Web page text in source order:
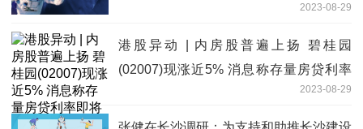
2023-08-29
港股异动 | 内房股普遍上扬 碧桂园
(02007)现涨近5% 消息称存量房贷利率
2023-08-29